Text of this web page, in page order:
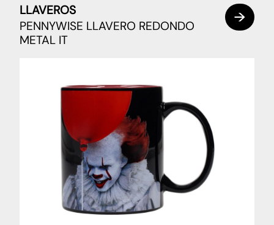
LLAVEROS
PENNYWISE LLAVERO REDONDO
METAL IT